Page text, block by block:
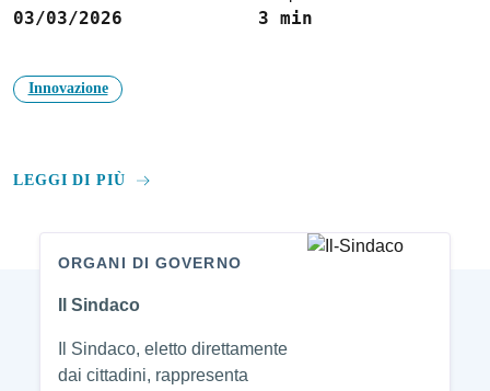
03/03/2026 3 min
Innovazione
LEGGI DI PIÙ
Amministrazione
ORGANI DI GOVERNO
Il Sindaco
Il Sindaco, eletto direttamente
dai cittadini, rappresenta